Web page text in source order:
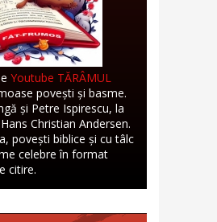
Youtube TĂRÂMUL
povești și basme.
și Petre Ispirescu, la
Christian Andersen.
povești biblice și cu tâlc
celebre în format
citire.